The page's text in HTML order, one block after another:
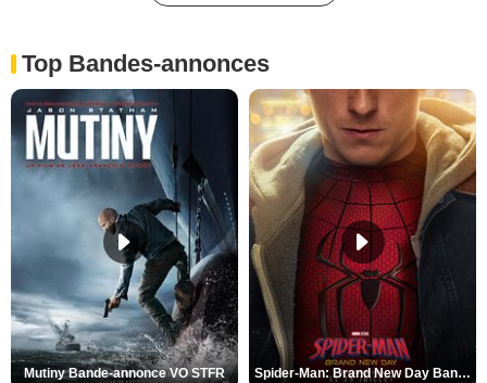
Top Bandes-annonces
Mutiny Bande-annonce VO STFR Spider-Man: Brand New Day Bande-annonce VO STFR